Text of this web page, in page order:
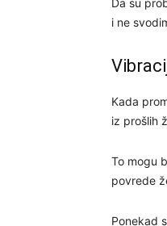
Da su
i ne
Kada
iz prošlih
To mogu
povrede
Ponekad